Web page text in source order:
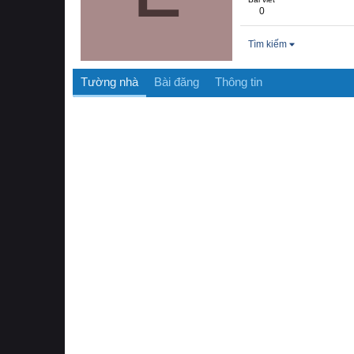
0
Tìm kiếm
Tường nhà Bài đăng Thông tin